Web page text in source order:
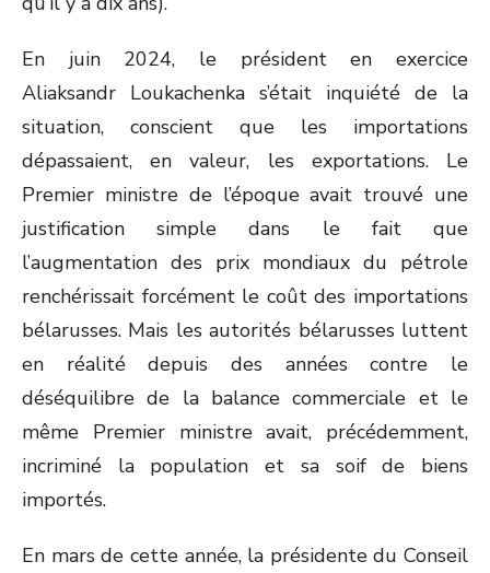
En juin 2024, le président en exercice
Aliaksandr Loukachenka s’était inquiété de la
situation, conscient que les importations
dépassaient, en valeur, les exportations. Le
Premier ministre de l’époque avait trouvé une
justification simple dans le fait que
l’augmentation des prix mondiaux du pétrole
renchérissait forcément le coût des importations
bélarusses. Mais les autorités bélarusses luttent
en réalité depuis des années contre le
déséquilibre de la balance commerciale et le
même Premier ministre avait, précédemment,
incriminé la population et sa soif de biens
importés.
En mars de cette année, la présidente du Conseil